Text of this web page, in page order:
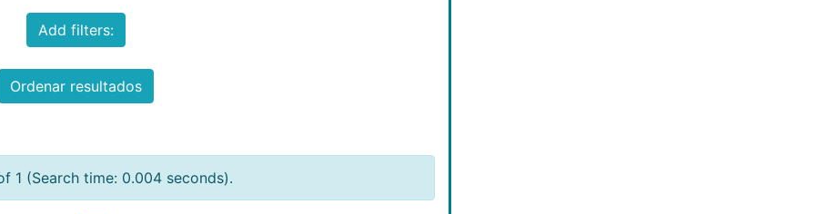
Add filters:
Ordenar resultados
1 (Search time: 0.004 seconds).